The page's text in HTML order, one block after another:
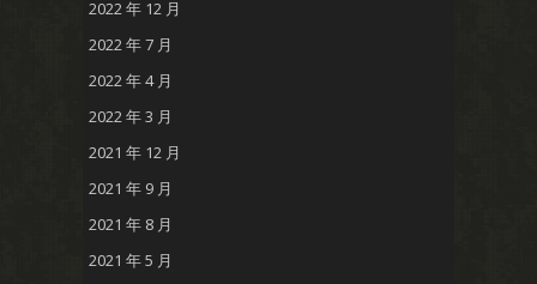
2022 年 12 月
2022 年 7 月
2022 年 4 月
2022 年 3 月
2021 年 12 月
2021 年 9 月
2021 年 8 月
2021 年 5 月